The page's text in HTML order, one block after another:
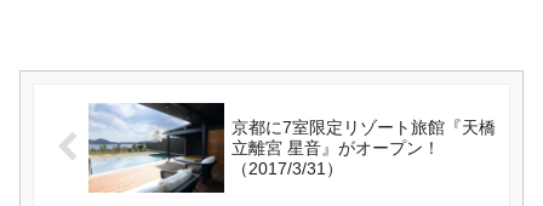
京都に7室限定リゾート旅館『天橋
立離宮 星音』がオープン！
（2017/3/31）